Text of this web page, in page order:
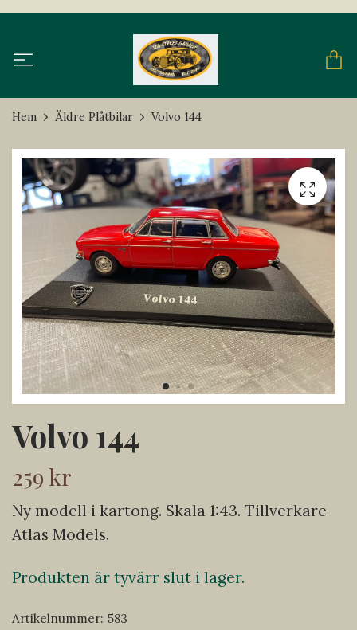
Hem Äldre Plåtbilar Volvo 144
Volvo 144
259 kr
Ny modell i kartong. Skala 1:43. Tillverkare
Atlas Models.
Produkten är tyvärr slut i lager.
Artikelnummer: 583